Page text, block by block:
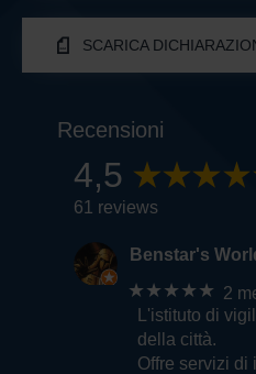
SCARICA
Recensioni
4,5
61 reviews
Benstar's
★★★★★ 2
L'istituto di
della città.
Offre servizi di